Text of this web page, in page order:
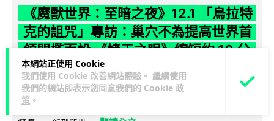
本網站正使用 Cookie
我們使用 Cookie 改善網站體驗。 繼續使用
我們的網站即表示您同意我們的 Cookie 政
策 。
《魔獸世界：至暗之夜》12.1 「烏拉特
克的詛咒」專訪：巢穴不為提高世界首
領門檻而設 《諸王之眠》縮短約 10 分
鐘
《魔獸世界：至暗之夜》版本更新 12.1「烏拉特克的詛咒」將
於 8 月 13 日正式上線，帶來全新區域「盤蛇島」、地城「毒牙